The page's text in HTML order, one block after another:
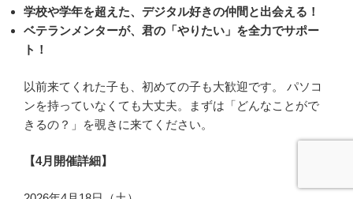
学校や学年を超えた、デジタル好きの仲間と出会える！
ベテランメンターが、君の「やりたい」を全力でサポー
ト！
以前来てくれた子も、初めての子も大歓迎です。 パソコ
ンを持っていなくても大丈夫。まずは「どんなことがで
きるの？」を覗きに来てください。
【4月開催詳細】